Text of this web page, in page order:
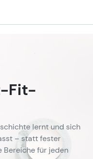
Fit-
lernt und sich
– statt fester
Bereiche für jeden